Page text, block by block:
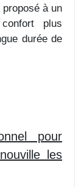
à un
plus
durée de
pour
les